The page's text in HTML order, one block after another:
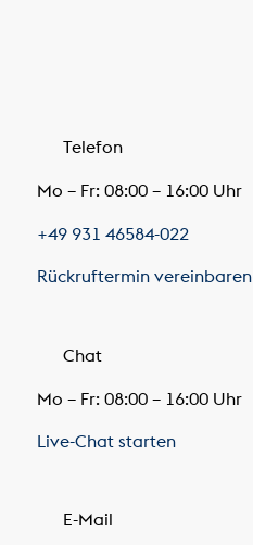
Telefon
Mo – Fr: 08:00 – 16:00 Uhr
+49 931 46584-022
Rückruftermin vereinbaren
Chat
Mo – Fr: 08:00 – 16:00 Uhr
Live-Chat starten
E-Mail